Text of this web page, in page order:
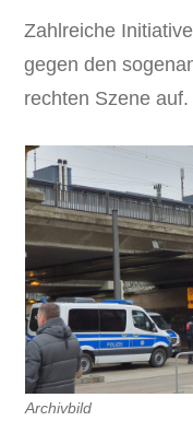
Zahlreiche
gegen den
rechten Szene auf.
Archivbild